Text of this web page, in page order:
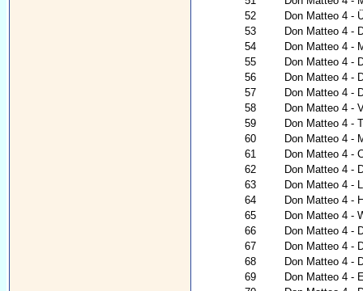
52
Don Matteo 4 -
53
Don Matteo 4 -
54
Don Matteo 4 -
55
Don Matteo 4 -
56
Don Matteo 4 -
57
Don Matteo 4 -
58
Don Matteo 4 -
59
Don Matteo 4 -
60
Don Matteo 4 -
61
Don Matteo 4 -
62
Don Matteo 4 -
63
Don Matteo 4 -
64
Don Matteo 4 -
65
Don Matteo 4 -
66
Don Matteo 4 -
67
Don Matteo 4 -
68
Don Matteo 4 -
69
Don Matteo 4 -